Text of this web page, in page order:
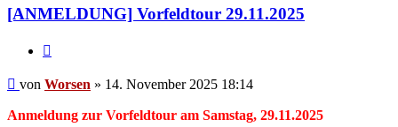
[ANMELDUNG] Vorfeldtour 29.11.2025
Beitrag
von Worsen » 14. November 2025 18:14
Anmeldung zur Vorfeldtour am Samstag, 29.11.2025